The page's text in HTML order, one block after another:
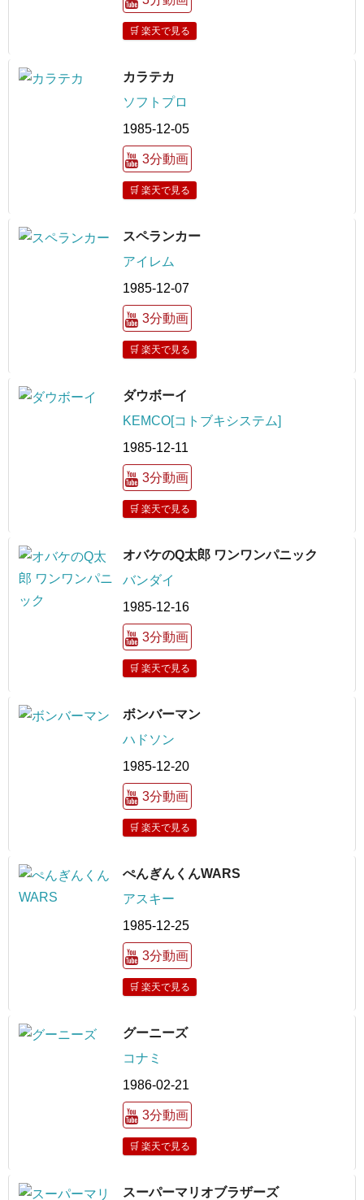
🛒 楽天で見る
カラテカ
ソフトプロ
1985-12-05
3分動画
🛒 楽天で見る
スペランカー
アイレム
1985-12-07
3分動画
🛒 楽天で見る
ダウボーイ
KEMCO[コトブキシステム]
1985-12-11
3分動画
🛒 楽天で見る
オバケのQ太郎 ワンワンパニック
バンダイ
1985-12-16
3分動画
🛒 楽天で見る
ボンバーマン
ハドソン
1985-12-20
3分動画
🛒 楽天で見る
ぺんぎんくんWARS
アスキー
1985-12-25
3分動画
🛒 楽天で見る
グーニーズ
コナミ
1986-02-21
3分動画
🛒 楽天で見る
スーパーマリオブラザーズ